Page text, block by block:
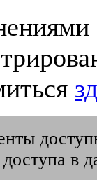
в